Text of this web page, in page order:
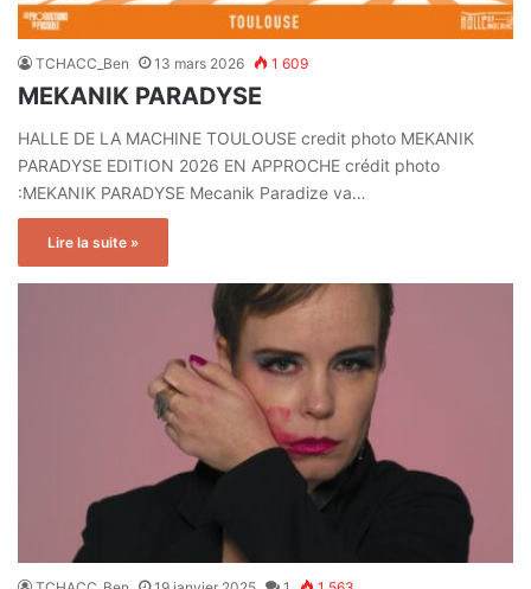
TCHACC_Ben 13 mars 2026 1 609
MEKANIK PARADYSE
HALLE DE LA MACHINE TOULOUSE credit photo MEKANIK
PARADYSE EDITION 2026 EN APPROCHE crédit photo
:MEKANIK PARADYSE Mecanik Paradize va…
Lire la suite »